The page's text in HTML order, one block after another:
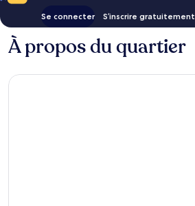
Se connecter S’inscrire gratuitement
À propos du quartier